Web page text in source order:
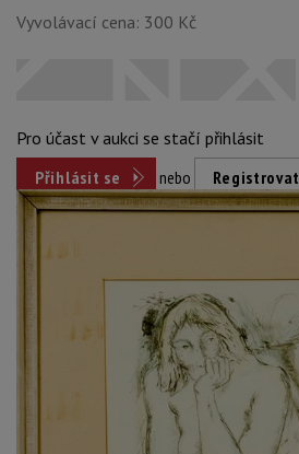
Vyvolávací cena: 300 Kč
Pro účast v aukci se stačí přihlásit
Přihlásit se
nebo Registrovat